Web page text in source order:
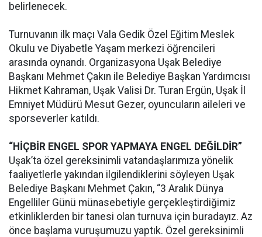
belirlenecek.
Turnuvanın ilk maçı Vala Gedik Özel Eğitim Meslek
Okulu ve Diyabetle Yaşam merkezi öğrencileri
arasında oynandı. Organizasyona Uşak Belediye
Başkanı Mehmet Çakın ile Belediye Başkan Yardımcısı
Hikmet Kahraman, Uşak Valisi Dr. Turan Ergün, Uşak İl
Emniyet Müdürü Mesut Gezer, oyuncuların aileleri ve
sporseverler katıldı.
“HİÇBİR ENGEL SPOR YAPMAYA ENGEL DEĞİLDİR”
Uşak’ta özel gereksinimli vatandaşlarımıza yönelik
faaliyetlerle yakından ilgilendiklerini söyleyen Uşak
Belediye Başkanı Mehmet Çakın, “3 Aralık Dünya
Engelliler Günü münasebetiyle gerçekleştirdiğimiz
etkinliklerden bir tanesi olan turnuva için buradayız. Az
önce başlama vuruşumuzu yaptık. Özel gereksinimli